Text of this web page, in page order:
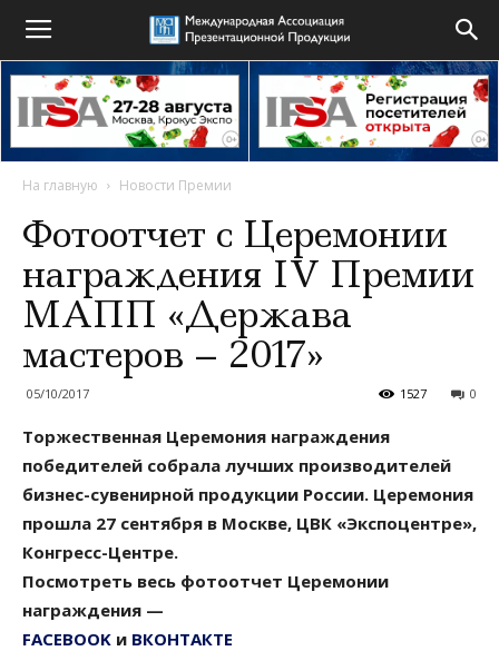
На главную Новости Премии
Фотоотчет с Церемонии
награждения IV Премии
МАПП «Держава
мастеров – 2017»
05/10/2017 0
1527
Торжественная Церемония награждения
победителей собрала лучших производителей
бизнес-сувенирной продукции России. Церемония
прошла 27 сентября в Москве, ЦВК «Экспоцентре»,
Конгресс-Центре.
Посмотреть весь фотоотчет Церемонии
награждения —
FACEBOOK и ВКОНТАКТЕ